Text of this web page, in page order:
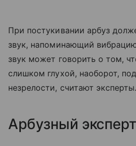
При постукивании арбуз
звук, напоминающий
звук может говорить о том,
слишком глухой, наоборот,
незрелости, считают эксперты.
Арбузный эксперт